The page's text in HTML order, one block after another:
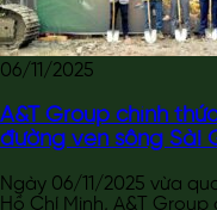
06/11/2025
A&T Group chính
đường ven sông Sài
Ngày 06/11/2025 vừa
Hồ Chí Minh, A&T Group